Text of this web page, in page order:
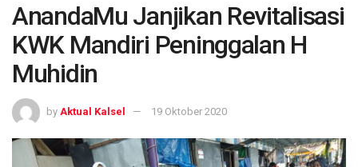
AnandaMu Janjikan Revitalisasi
KWK Mandiri Peninggalan H
Muhidin
by Aktual Kalsel 19 Oktober 2020